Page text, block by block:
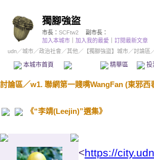
獨腳強盜
市長： SCFtw2
副市長：
加入本城市
加入我的最愛
訂閱最新文章
udn／城市／政治社會 ／其他 ／ 【獨腳強盜】城市／討論區
本城市首頁 精華區 投
討論區／w1. 聯網第一賤嘴WangFan (東邪
《“李靖(Leejin)”選集》
<https://